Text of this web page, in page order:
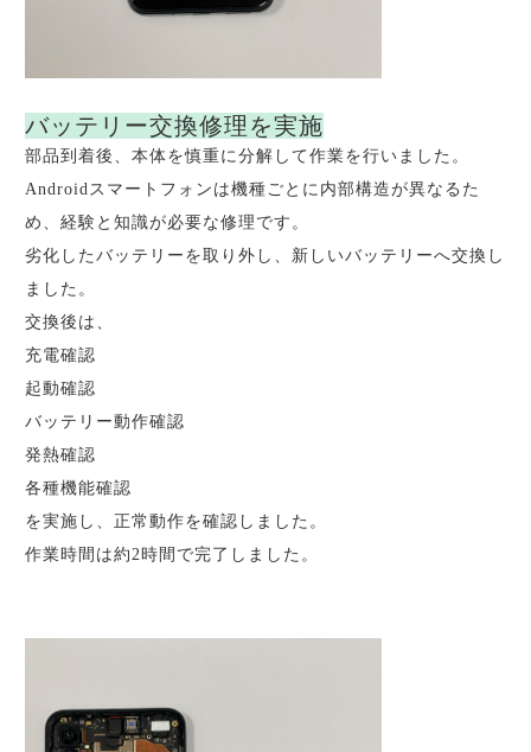
バッテリー交換修理を実施
部品到着後、本体を慎重に分解して作業を行いました。
Androidスマートフォンは機種ごとに内部構造が異なるた
め、経験と知識が必要な修理です。
劣化したバッテリーを取り外し、新しいバッテリーへ交換し
ました。
交換後は、
充電確認
起動確認
バッテリー動作確認
発熱確認
各種機能確認
を実施し、正常動作を確認しました。
作業時間は約2時間で完了しました。